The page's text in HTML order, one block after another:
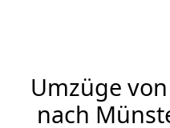
Umzüge
nach